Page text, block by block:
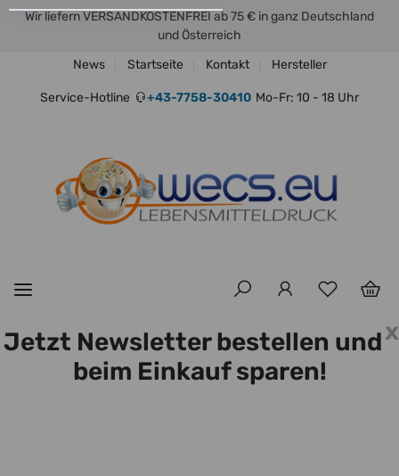
Wir liefern VERSANDKOSTENFREI ab 75 € in ganz Deutschland
und Österreich
News
Startseite Kontakt Hersteller
Service-Hotline +43-7758-30410 Mo-Fr: 10 - 18 Uhr
x
Jetzt Newsletter bestellen und
beim Einkauf sparen!